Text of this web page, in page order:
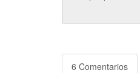
6 Comentarios